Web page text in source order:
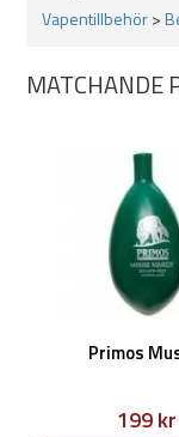
Vapentillbehör>
MATCHANDE
Primos
199 kr